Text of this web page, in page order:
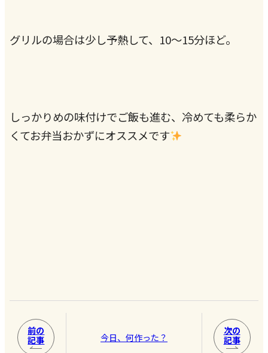
グリルの場合は少し予熱して、10〜15分ほど。
しっかりめの味付けでご飯も進む、冷めても柔らか
くてお弁当おかずにオススメです
前の
記事
今日、何作った？
次の
記事